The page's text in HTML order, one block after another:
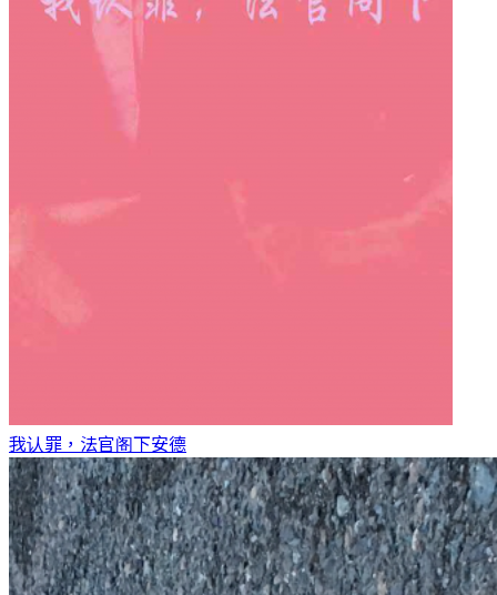
我认罪，法官阁下安德